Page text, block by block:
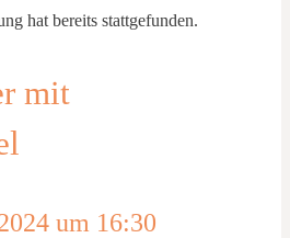
hat bereits stattgefunden.
mit
um 16:30